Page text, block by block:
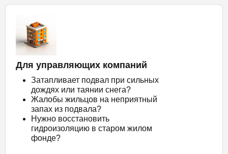
Для управляющих компаний
Затапливает подвал при сильных
дождях или таянии снега?
Жалобы жильцов на неприятный
запах из подвала?
Нужно восстановить
гидроизоляцию в старом жилом
фонде?